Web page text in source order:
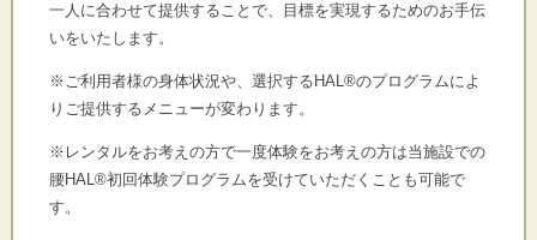
一人に合わせて提供することで、
目標を実現するためのお手伝
いをいたします。
※ご利用者様の身体状況や、選択するHAL®のプログラムによ
り ご提供するメニューが変わります。
※レンタルをお考えの方で一度体験をお考えの方は当施設での
腰HAL®初回体験プログラムを受けていただくことも可能で
す。